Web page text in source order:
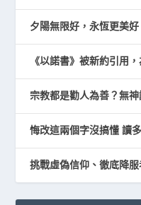
夕陽無限好，永恆更美好
《以諾書》被新約引用
宗教都是勸人為善？無神
悔改這兩個字沒搞懂 讀
挑戰虛偽信仰、徹底降服